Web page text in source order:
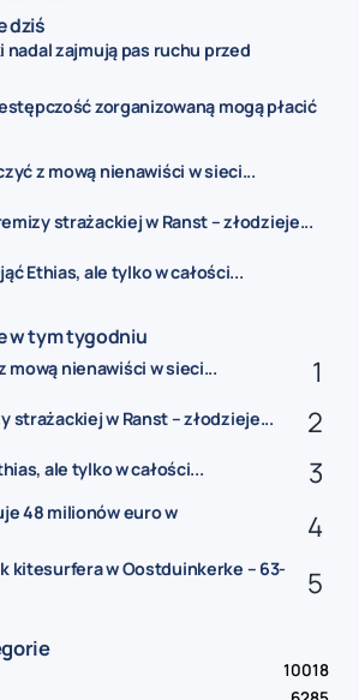
dziś
nadal zajmują pas ruchu przed
zorganizowaną mogą płacić
z mową nienawiści w sieci...
strażackiej w Ranst – złodzieje...
Ethias, ale tylko w całości...
w tym tygodniu
mową nienawiści w sieci...
strażackiej w Ranst – złodzieje...
ale tylko w całości...
48 milionów euro w
kitesurfera w Oostduinkerke – 63-
10018